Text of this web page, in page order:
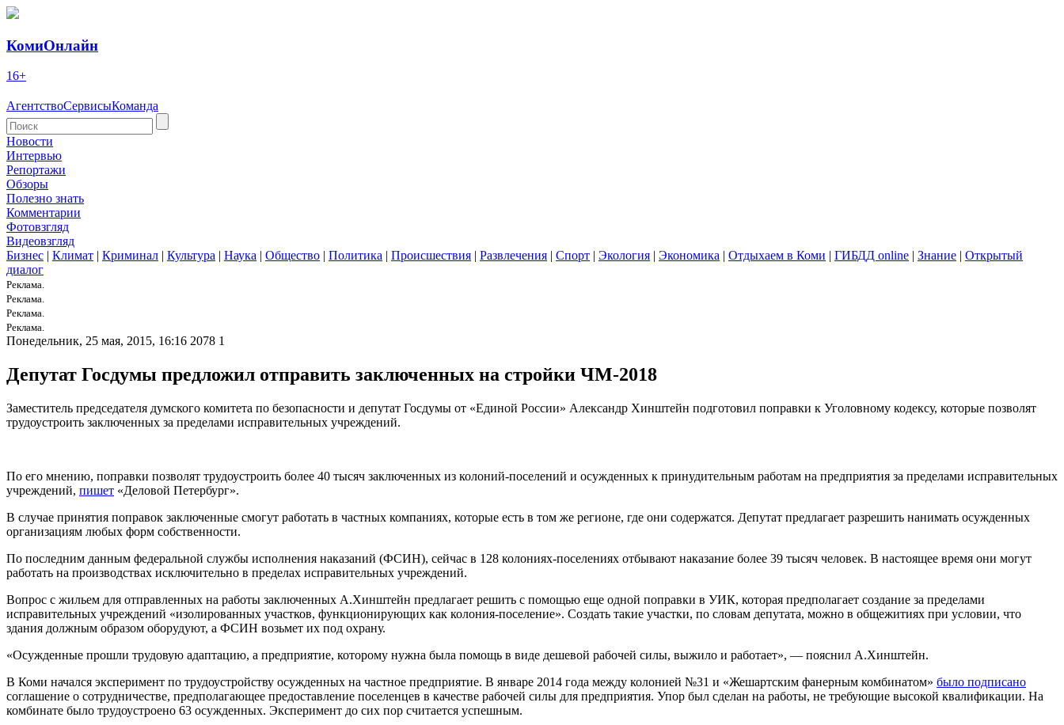
КомиОнлайн
16+
АгентствоСервисыКоманда
Новости
Интервью
Репортажи
Обзоры
Полезно знать
Комментарии
Фотовзгляд
Видеовзгляд
Бизнес | Климат | Криминал | Культура | Наука | Общество | Политика | Происшествия | Развлечения | Спорт | Экология | Экономика | Отдыхаем в Коми | ГИБДД online | Знание | Открытый
диалог
Реклама.
Реклама.
Реклама.
Реклама.
Понедельник, 25 мая, 2015, 16:16 2078 1
Депутат Госдумы предложил отправить заключенных на стройки ЧМ-2018
Заместитель председателя думского комитета по безопасности и депутат Госдумы от «Единой России» Александр Хинштейн подготовил поправки к Уголовному кодексу, которые позволят
трудоустроить заключенных за пределами исправительных учреждений.
По его мнению, поправки позволят трудоустроить более 40 тысяч заключенных из колоний-поселений и осужденных к принудительным работам на предприятия за пределами исправительных
учреждений, пишет «Деловой Петербург».
В случае принятия поправок заключенные смогут работать в частных компаниях, которые есть в том же регионе, где они содержатся. Депутат предлагает разрешить нанимать осужденных
организациям любых форм собственности.
По последним данным федеральной службы исполнения наказаний (ФСИН), сейчас в 128 колониях-поселениях отбывают наказание более 39 тысяч человек. В настоящее время они могут
работать на производствах исключительно в пределах исправительных учреждений.
Вопрос с жильем для отправленных на работы заключенных А.Хинштейн предлагает решить с помощью еще одной поправки в УИК, которая предполагает создание за пределами
исправительных учреждений «изолированных участков, функционирующих как колония-поселение». Создать такие участки, по словам депутата, можно в общежитиях при условии, что
здания должным образом оборудуют, а ФСИН возьмет их под охрану.
«Осужденные прошли трудовую адаптацию, а предприятие, которому нужна была помощь в виде дешевой рабочей силы, выжило и работает», — пояснил А.Хинштейн.
В Коми начался эксперимент по трудоустройству осужденных на частное предприятие. В январе 2014 года между колонией №31 и «Жешартским фанерным комбинатом» было подписано
соглашение о сотрудничестве, предполагающее предоставление поселенцев в качестве рабочей силы для предприятия. Упор был сделан на работы, не требующие высокой квалификации. На
комбинате было трудоустроено 63 осужденных. Эксперимент до сих пор считается успешным.